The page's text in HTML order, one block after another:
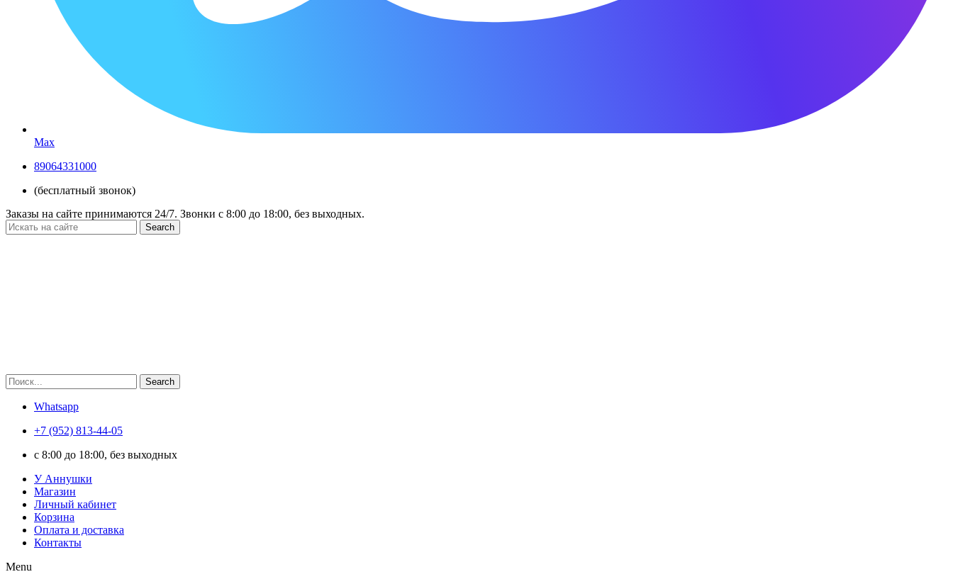
Max
89064331000
(бесплатный звонок)
Заказы на сайте принимаются 24/7. Звонки c 8:00 до 18:00, без выходных.
Search
Search
Whatsapp
+7 (952) 813-44-05
c 8:00 до 18:00, без выходных
У Аннушки
Магазин
Личный кабинет
Корзина
Оплата и доставка
Контакты
Menu